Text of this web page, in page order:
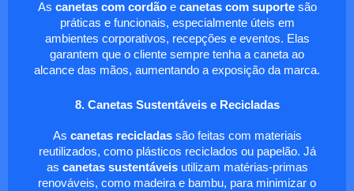
As canetas com cordãoe canetas com suportesão
práticas e funcionais, especialmente úteis em
ambientes corporativos, recepções e eventos. Elas
garantem que o cliente sempre tenha a caneta ao
alcance das mãos, aumentando a exposição da marca.
8. Canetas Sustentáveis e Recicladas
As canetas recicladassão feitas com materiais
reutilizados, como plásticos reciclados ou papelão. Já
as canetas sustentáveisutilizam matérias-primas
renováveis, como madeira e bambu, para minimizar o